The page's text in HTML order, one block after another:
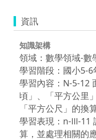
資訊
知識架構
領域：數學領域-數
學習階段：國小5-6
學習內容：N-5-12
頃」、「平方公里
「平方公尺」的換
學習表現：n-Ⅲ-11
算，並處理相關的